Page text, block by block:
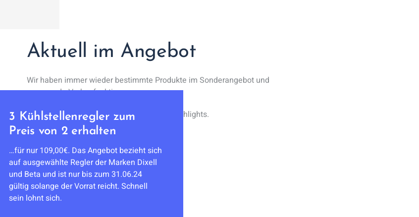
Aktuell im Angebot
Wir haben immer wieder bestimmte Produkte im Sonderangebot und
spannende Verkaufsaktionen.
Erfahren Sie mehr über unsere aktuellen Highlights.
3 Kühlstellenregler zum
Preis von 2 erhalten
…für nur 109,00€. Das Angebot bezieht sich
auf ausgewählte Regler der Marken Dixell
und Beta und ist nur bis zum 31.06.24
gültig solange der Vorrat reicht. Schnell
sein lohnt sich.